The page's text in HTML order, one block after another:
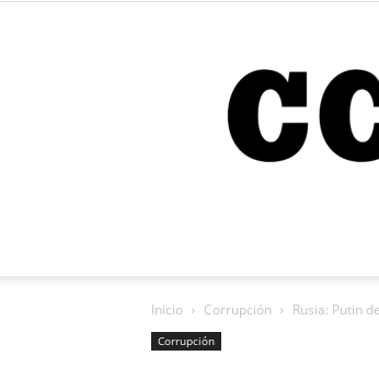
Inicio Corrupción Rusia: Putin
Corrupción